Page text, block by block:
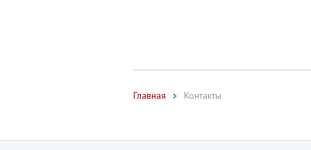
Главная Контакты